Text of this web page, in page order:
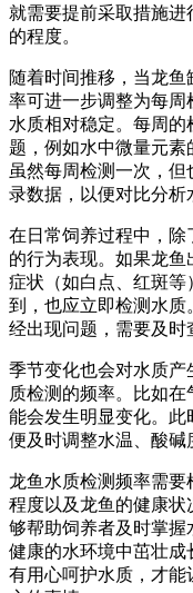
就需要提前采取措施
的程度。
随着时间推移，当龙
率可进一步调整为每周
水质相对稳定。每周
题，例如水中微量元素
虽然每周检测一次，
录数据，以便对比分析
在日常饲养过程中，除
的行为表现。如果龙
症状（如白点、红斑
到，也应立即检测水
经出现问题，需要及时
季节变化也会对水质
质检测的频率。比如
能会发生明显变化。此
便及时调整水温、酸碱
龙鱼水质检测频率需
程度以及龙鱼的健康
够帮助饲养者及时掌握
健康的水环境中茁壮成
有用心呵护水质，才